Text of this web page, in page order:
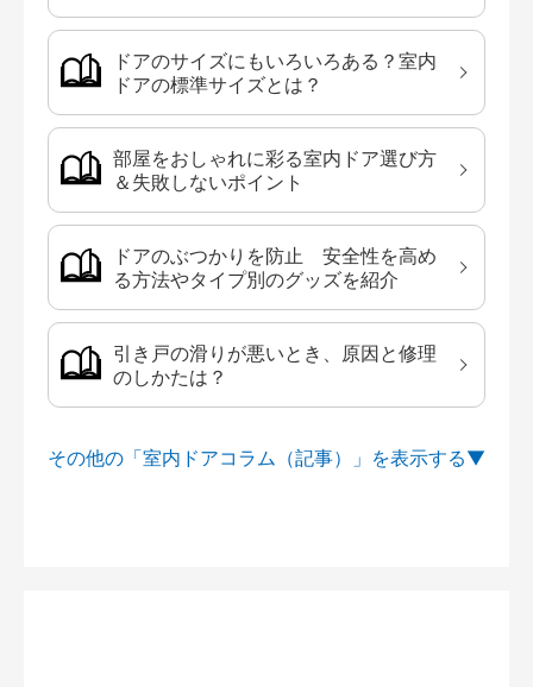
ドアのサイズにもいろいろある？室内
ドアの標準サイズとは？
部屋をおしゃれに彩る室内ドア選び方
＆失敗しないポイント
ドアのぶつかりを防止 安全性を高め
る方法やタイプ別のグッズを紹介
引き戸の滑りが悪いとき、原因と修理
のしかたは？
その他の「室内ドアコラム（記事）」を